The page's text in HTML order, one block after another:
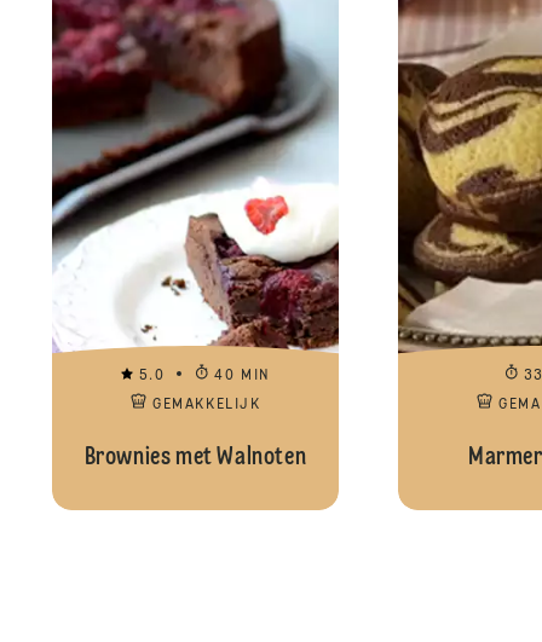
5.0
40 MIN
GEMAKKELIJK
Brownies met Walnoten